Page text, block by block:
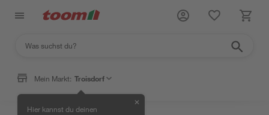
Mein Markt: Troisdorf
Hier kannst du deinen
✕